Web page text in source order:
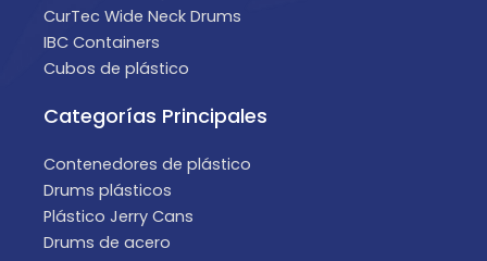
CurTec Wide Neck Drums
IBC Containers
Cubos de plástico
Categorías Principales
Contenedores de plástico
Drums plásticos
Plástico Jerry Cans
Drums de acero